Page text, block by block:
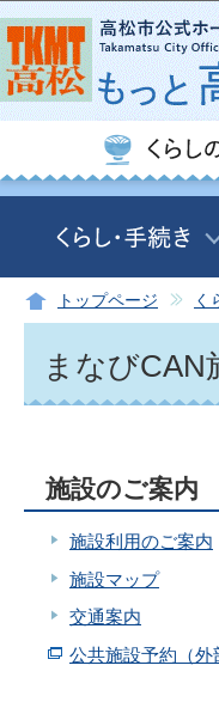
トップページ く
まなびCAN
施設のご案内
施設利用のご案内
施設マップ
交通案内
公共施設予約（外